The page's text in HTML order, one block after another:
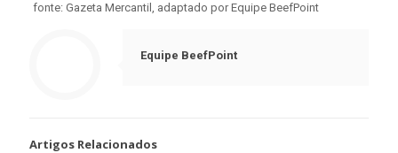
fonte: Gazeta Mercantil, adaptado por Equipe BeefPoint
Equipe BeefPoint
Artigos Relacionados